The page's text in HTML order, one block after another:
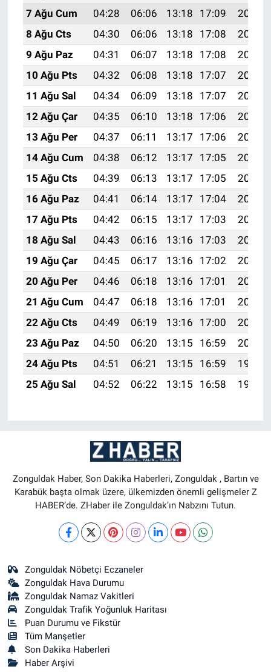
7 Ağu Cum
04:28 06:06 13:18 17:09
20:21
8 Ağu Cts
04:30 06:06 13:18 17:08
20:20
9 Ağu Paz
04:31 06:07 13:18 17:08
20:19
10 Ağu Pts
04:32 06:08 13:18 17:07
20:18
11 Ağu Sal
04:34 06:09 13:18 17:07
20:16
12 Ağu Çar
04:35 06:10 13:18 17:06
20:15
13 Ağu Per
04:37 06:11 13:17 17:06
20:14
14 Ağu Cum
04:38 06:12 13:17 17:05
20:13
15 Ağu Cts
04:39 06:13 13:17 17:05
20:11
16 Ağu Paz
04:41 06:14 13:17 17:04
20:10
17 Ağu Pts
04:42 06:15 13:17 17:03
20:09
18 Ağu Sal
04:43 06:16 13:16 17:03
20:07
19 Ağu Çar
04:45 06:17 13:16 17:02
20:06
20 Ağu Per
04:46 06:18 13:16 17:01
20:05
21 Ağu Cum
04:47 06:18 13:16 17:01
20:03
22 Ağu Cts
04:49 06:19 13:16 17:00
20:02
23 Ağu Paz
04:50 06:20 13:15 16:59
20:00
24 Ağu Pts
04:51 06:21 13:15 16:59
19:59
25 Ağu Sal
04:52 06:22 13:15 16:58 19:57
Zonguldak Haber, Son Dakika Haberleri, Zonguldak , Bartın ve
Karabük başta olmak üzere, ülkemizden önemli gelişmeler Z
HABER’de. ZHaber ile Zonguldak’ın Nabzını Tutun.
Zonguldak Nöbetçi Eczaneler
Zonguldak Hava Durumu
Zonguldak Namaz Vakitleri
Zonguldak Trafik Yoğunluk Haritası
Puan Durumu ve Fikstür
Tüm Manşetler
Son Dakika Haberleri
Haber Arşivi